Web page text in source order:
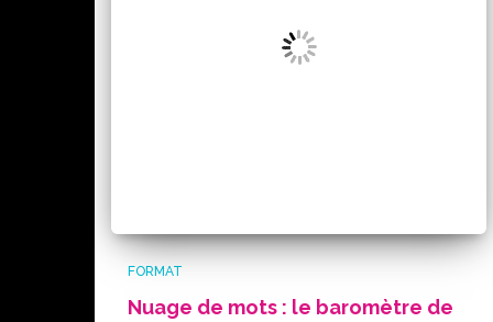
FORMAT
Nuage de mots : le baromètre de